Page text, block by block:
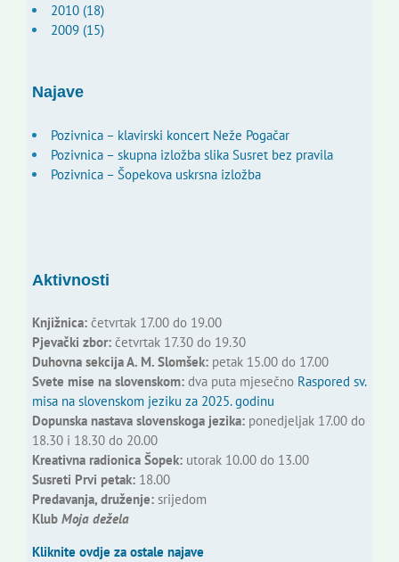
2010 (18)
2009 (15)
Najave
Pozivnica – klavirski koncert Neže Pogačar
Pozivnica – skupna izložba slika Susret bez pravila
Pozivnica – Šopekova uskrsna izložba
Aktivnosti
Knjižnica:četvrtak 17.00 do 19.00
Pjevački zbor:četvrtak 17.30 do 19.30
Duhovna sekcija A. M. Slomšek:petak 15.00 do 17.00
Svete mise na slovenskom:dva puta mjesečno Raspored sv.
misa na slovenskom jeziku za 2025. godinu
Dopunska nastava slovenskoga jezika:ponedjeljak 17.00 do
18.30 i 18.30 do 20.00
Kreativna radionica Šopek:utorak 10.00 do 13.00
Susreti Prvi petak:18.00
Predavanja, druženje:srijedom
Klub Moja dežela
Kliknite ovdje za ostale najave